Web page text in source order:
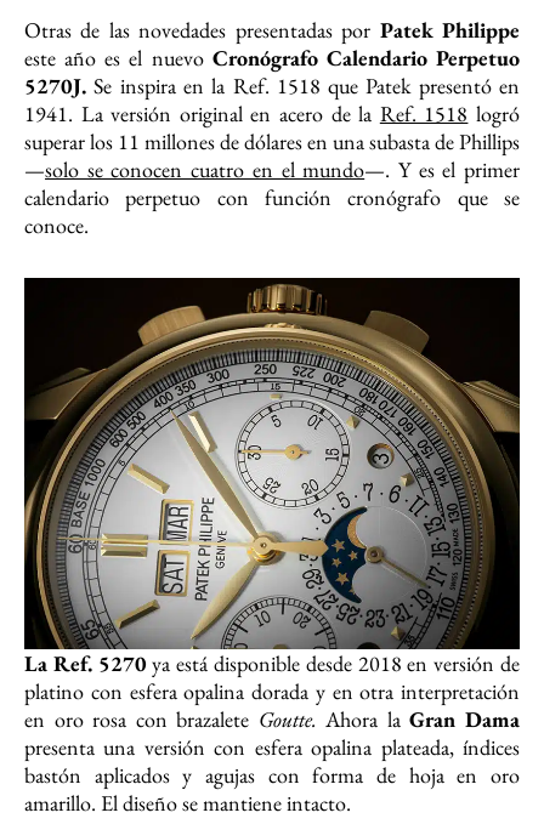
Otras de las novedades presentadas por Patek Philippe
este año es el nuevo Cronógrafo Calendario Perpetuo
5270J. Se inspira en la Ref. 1518 que Patek presentó en
1941. La versión original en acero de la Ref. 1518 logró
superar los 11 millones de dólares en una subasta de Phillips
—solo se conocen cuatro en el mundo—. Y es el primer
calendario perpetuo con función cronógrafo que se
conoce.
La Ref. 5270ya está disponible desde 2018 en versión de
platino con esfera opalina dorada y en otra interpretación
en oro rosa con brazalete Goutte. Ahora laGran Dama
presenta una versión con esfera opalina plateada, índices
bastón aplicados y agujas con forma de hoja en oro
amarillo. El diseño se mantiene intacto.